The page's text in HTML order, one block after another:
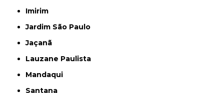
Imirim
Jardim São Paulo
Jaçanã
Lauzane Paulista
Mandaqui
Santana